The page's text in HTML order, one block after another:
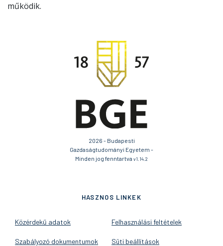
működik.
2026 - Budapesti
Gazdaságtudományi Egyetem -
Minden jog fenntartva v1.14.2
HASZNOS LINKEK
Közérdekű adatok
Szabályozó dokumentumok
Felhasználási feltételek
Süti beállítások